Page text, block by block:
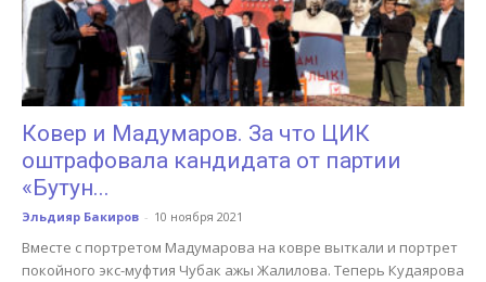
Кыргызстана
Ковер и Мадумаров. За что ЦИК
оштрафовала кандидата от партии
«Бутун...
Эльдияр Бакиров - 10 ноября 2021
Вместе с портретом Мадумарова на ковре выткали и портрет
покойного экс-муфтия Чубак ажы Жалилова. Теперь Кудаярова